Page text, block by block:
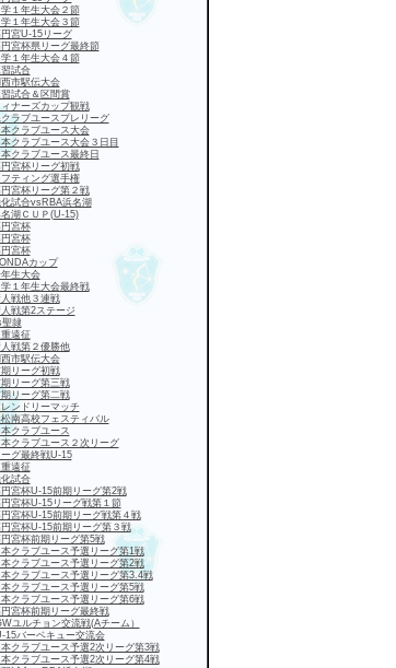
１年生大会２節
１年生大会３節
宮U-15リーグ
宮杯県リーグ最終節
１年生大会４節
試合
市駅伝大会
試合＆区間賞
ナーズカップ観戦
ラブユースプレリーグ
クラブユース大会
クラブユース大会３日目
クラブユース最終日
宮杯リーグ初戦
ティング選手権
宮杯リーグ第２戦
試合vsRBA浜名湖
湖ＣＵＰ(U-15)
宮杯
宮杯
宮杯
カップ
生大会
１年生大会最終戦
戦他３連戦
戦第2ステージ
隷
遠征
戦第２優勝他
市駅伝大会
リーグ初戦
リーグ第三戦
リーグ第二戦
ンドリーマッチ
南高校フェスティバル
クラブユース
クラブユース２次リーグ
グ最終戦U-15
遠征
試合
宮杯U-15前期リーグ第2戦
宮杯U-15リーグ戦第１節
宮杯U-15前期リーグ戦第４戦
宮杯U-15前期リーグ第３戦
宮杯前期リーグ第5戦
クラブユース予選リーグ第1戦
クラブユース予選リーグ第2戦
クラブユース予選リーグ第3.4戦
クラブユース予選リーグ第5戦
クラブユース予選リーグ第6戦
宮杯前期リーグ最終戦
ユルチョン交流戦(Aチーム）
15バーベキュー交流会
クラブユース予選2次リーグ第3戦
クラブユース予選2次リーグ第4戦